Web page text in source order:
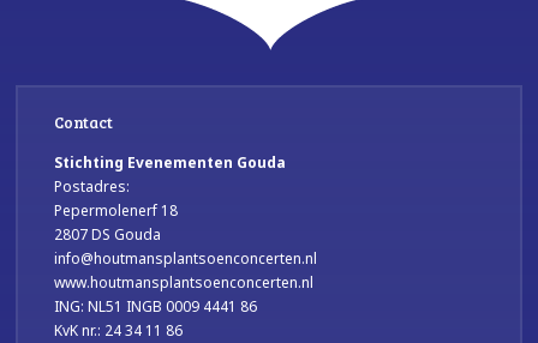
Contact
Stichting Evenementen Gouda
Postadres:
Pepermolenerf 18
2807 DS Gouda
info@houtmansplantsoenconcerten.nl
www.houtmansplantsoenconcerten.nl
ING: NL51 INGB 0009 4441 86
KvK nr.: 24 34 11 86